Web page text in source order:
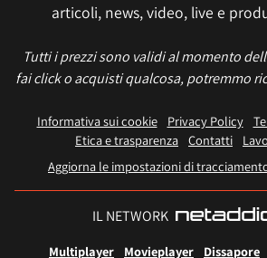
articoli, news, video, live e
Tutti i prezzi sono validi al momento
fai click o acquisti qualcosa, potremmo
Informativa sui cookie Privacy Policy
Etica e trasparenza Contatti
Aggiorna le impostazioni di
IL NETWORK
Multiplayer Movieplayer Dissapore